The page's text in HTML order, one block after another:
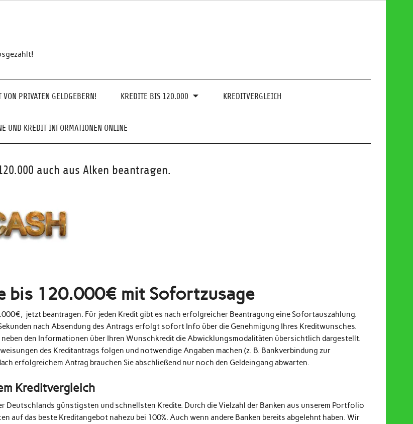
VON PRIVATEN GELDGEBERN! KREDITE BIS 120.000 KREDITVERGLEICH
UND KREDIT INFORMATIONEN ONLINE
auch aus Alken beantragen.
bis 120.000€ mit Sofortzusage
jetzt beantragen. Für jeden Kredit gibt es nach erfolgreicher Beantragung eine Sofortauszahlung.
nach Absendung des Antrags erfolgt sofort Info über die Genehmigung Ihres Kreditwunsches.
neben den Informationen über Ihren Wunschkredit die Abwicklungsmodalitäten übersichtlich dargestellt.
des Kreditantrags folgen und notwendige Angaben machen (z. B. Bankverbindung zur
erfolgreichem Antrag brauchen Sie abschließend nur noch den Geldeingang abwarten.
Kreditvergleich
Deutschlands günstigsten und schnellsten Kredite. Durch die Vielzahl der Banken aus unserem Portfolio
auf das beste Kreditangebot nahezu bei 100%. Auch wenn andere Banken bereits abgelehnt haben. Wir